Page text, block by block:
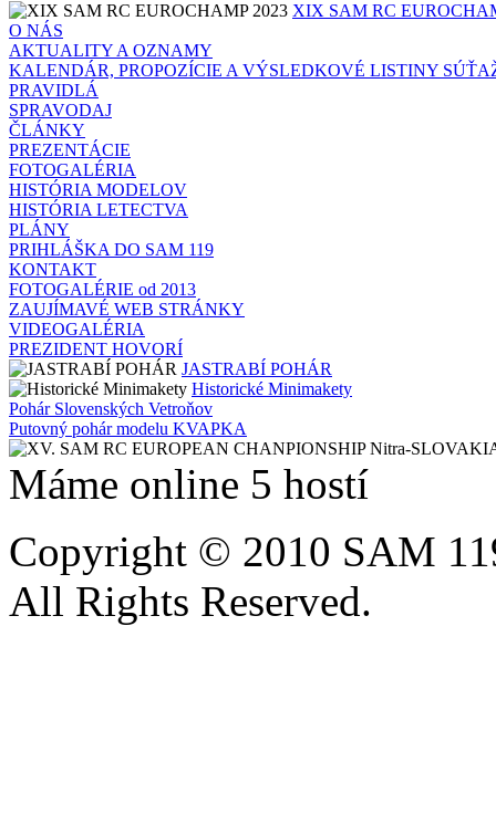
XIX SAM RC
O NÁS
AKTUALITY A OZNAMY
KALENDÁR, PROPOZÍCIE A VÝSLEDKOVÉ LISTINY
PRAVIDLÁ
SPRAVODAJ
ČLÁNKY
PREZENTÁCIE
FOTOGALÉRIA
HISTÓRIA MODELOV
HISTÓRIA LETECTVA
PLÁNY
PRIHLÁŠKA DO SAM 119
KONTAKT
FOTOGALÉRIE od 2013
ZAUJÍMAVÉ WEB STRÁNKY
VIDEOGALÉRIA
PREZIDENT HOVORÍ
JASTRABÍ POHÁR
Historické Minimakety
Pohár Slovenských Vetroňov
Putovný pohár modelu KVAPKA
Máme online 5 hostí
Copyright © 2010 SAM
All Rights Reserved.